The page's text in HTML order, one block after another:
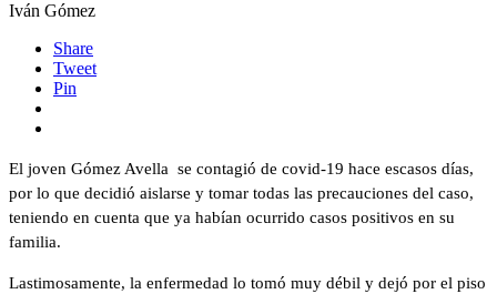
Iván Gómez
Share
Tweet
Pin
El joven Gómez Avella se contagió de covid-19 hace escasos días,
por lo que decidió aislarse y tomar todas las precauciones del caso,
teniendo en cuenta que ya habían ocurrido casos positivos en su
familia.
Lastimosamente, la enfermedad lo tomó muy débil y dejó por el piso